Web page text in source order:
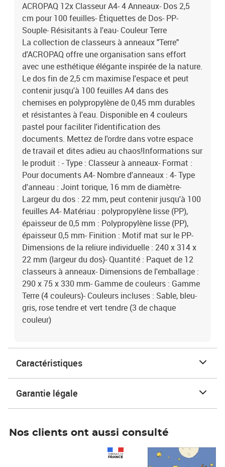
ACROPAQ 12x Classeur A4- 4 Anneaux- Dos 2,5
cm pour 100 feuilles- Étiquettes de Dos- PP-
Souple- Résisitants à l'eau- Couleur Terre
La collection de classeurs à anneaux "Terre"
d'ACROPAQ offre une organisation sans effort
avec une esthétique élégante inspirée de la nature.
Le dos fin de 2,5 cm maximise l'espace et peut
contenir jusqu'à 100 feuilles A4 dans des
chemises en polypropylène de 0,45 mm durables
et résistantes à l'eau. Disponible en 4 couleurs
pastel pour faciliter l'identification des
documents. Mettez de l'ordre dans votre espace
de travail et dites adieu au chaos!Informations sur
le produit : - Type : Classeur à anneaux- Format :
Pour documents A4- Nombre d'anneaux : 4- Type
d'anneau : Joint torique, 16 mm de diamètre-
Largeur du dos : 22 mm, peut contenir jusqu'à 100
feuilles A4- Matériau : polypropylène lisse (PP),
épaisseur de 0,5 mm : Polypropylène lisse (PP),
épaisseur 0,5 mm- Finition : Motif mat sur le PP-
Dimensions de la reliure individuelle : 240 x 314 x
22 mm (largeur du dos)- Quantité : Paquet de 12
classeurs à anneaux- Dimensions de l'emballage :
290 x 75 x 330 mm- Gamme de couleurs : Gamme
Terre (4 couleurs)- Couleurs incluses : Sable, bleu-
gris, rose tendre et vert tendre (3 de chaque
couleur)
Caractéristiques
Garantie légale
Nos clients ont aussi consulté
Prix 6,25€ HT